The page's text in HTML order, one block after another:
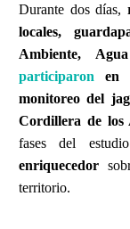
Durante dos días,
locales,
Ambiente,
participaronen
monitoreo del
Cordillera de los
fases del
enriquecedor
territorio.